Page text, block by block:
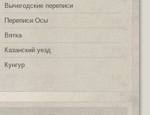
Вычегодские переписи
Переписи Осы
Вятка
Казанский уезд
Кунгур